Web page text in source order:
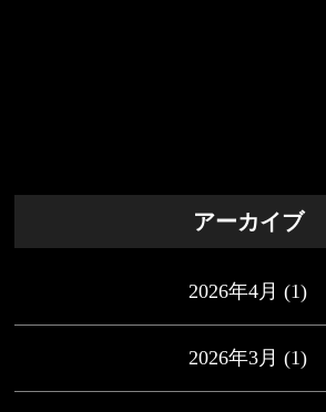
アーカイブ
2026年4月 (1)
2026年3月 (1)